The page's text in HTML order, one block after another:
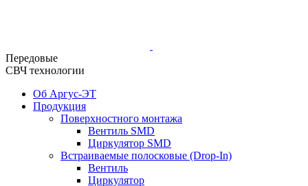
Передовые
СВЧ технологии
Об Аргус-ЭТ
Продукция
Поверхностного монтажа
Вентиль SMD
Циркулятор SMD
Встраиваемые полосковые (Drop-In)
Вентиль
Циркулятор